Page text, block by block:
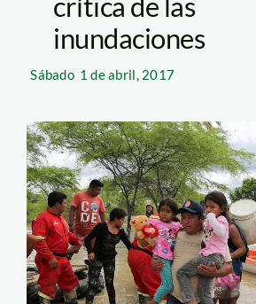
inundaciones
Sábado 1 de abril, 2017